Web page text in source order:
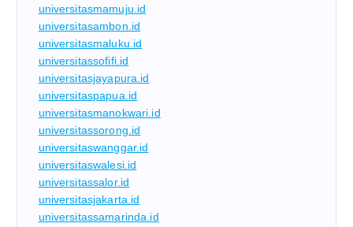
universitasmamuju.id
universitasambon.id
universitasmaluku.id
universitassofifi.id
universitasjayapura.id
universitaspapua.id
universitasmanokwari.id
universitassorong.id
universitaswanggar.id
universitaswalesi.id
universitassalor.id
universitasjakarta.id
universitassamarinda.id